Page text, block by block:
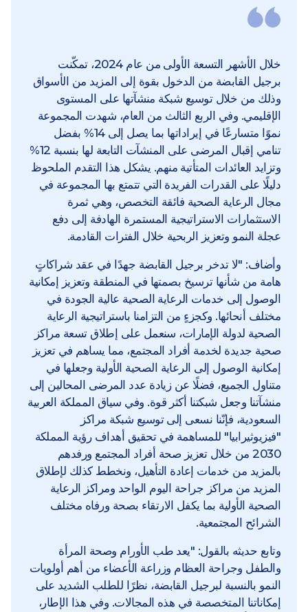
خلال الأشهر التسعة الأولى من عام 2024، تمكّنت
برجيل القابضة من الدخول بقوة إلى المزيد من الأسواق
وذلك من خلال توسيع شبكة منشآتها على المستوى
الإقليمي. وفي الربع الثالث من العام، شهدت المجموعة
نموًا متسارعًا في إيراداتها بما يصل إلى 14% بفضل
تنامي إقبال المرضى على المنشآت التابعة لها بنسبة 12%
وتزايد العائدات المتأتية منهم. يشكل هذا التقدم الملحوظ
دليلًا على القدرات الفريدة التي تتمتع بها المجموعة في
مجال الرعاية الصحية فائقة التخصص، وهي ثمرة
الاستثمارات الاستراتيجية المستمرة الهادفة إلى دفع
عجلة النمو وتعزيز الربحية خلال الفترات القادمة.
وأضاف: "لا تدخر برجيل القابضة جهدًا في عقد شراكاتٍ
هامة من شأنها ترسيخ بصمتها في المنطقة وتعزيز إمكانية
الوصول إلى خدمات الرعاية الصحية عالية الجودة في
مختلف أنحائها. وكجزءٍ من التزامنا باستراتيجية الرعاية
الصحية لدولة الإمارات، سنعمل على إطلاق تسعة مراكز
صحية جديدة لخدمة أفراد المجتمع، مما يساهم في تعزيز
إمكانية الوصول إلى الرعاية الصحية الأولية وجعلها في
متناول الجميع، فضلًا عن زيادة عدد المرضى المحالين إلى
منشآتنا وجعل شبكتنا أكثر قوة. وفي سياق المملكة العربية
السعودية، فإنّنا نسعى إلى توسيع شبكة مراكز
"فيزيوثيرابيا" للمساهمة في تحقيق أهداف رؤية المملكة
2030 من خلال تعزيز صحة أفراد المجتمع ورفدهم
بالمزيد من خدمات إعادة التأهيل، ونخطط كذلك لإطلاق
المزيد من مراكز جراحة اليوم الواحد ومراكز الرعاية
الصحية الأولية بما يكفل الارتقاء بصحة ورفاه مختلف
الشرائح المجتمعية.
وتابع حديثه بالقول: "يعد طب الأورام وصحة المرأة
والطفل وجراحة العظام وزراعة الأعضاء من أهم أولويات
النمو بالنسبة لبرجيل القابضة، نظرًا للطلب الشديد على
إمكاناتنا المتخصصة في هذه المجالات. وفي هذا الإطار،